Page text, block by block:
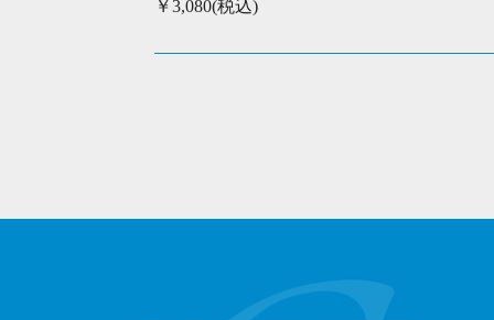
￥3,080(税込)